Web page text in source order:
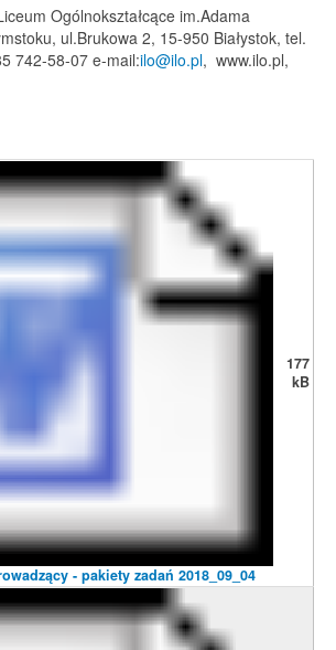
Ogólnokształcące im.Adama
ul.Brukowa 2, 15-950 Białystok, tel.
742-58-07 e-mail:ilo@ilo.pl, www.ilo.pl,
- pakiety zadań 2018_09_04
177
kB